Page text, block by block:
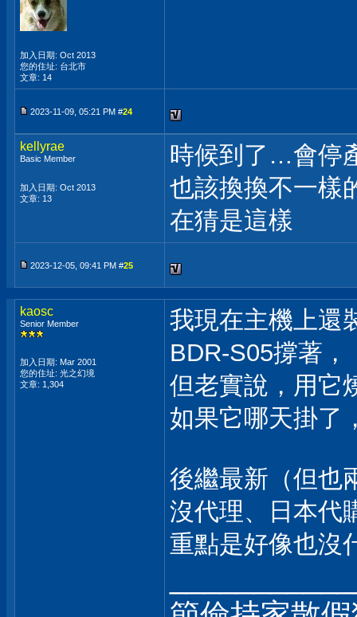
加入日期: Oct 2013
您的住址: 台北市
文章: 14
2023-11-09, 05:21 PM #24
kellyrae
Basic Member
加入日期: Oct 2013
文章: 13
時候到了…會停
也該換換不一樣
在猜是這樣
2023-12-05, 09:41 PM #25
kaosc
Senior Member
加入日期: Mar 2001
您的住址: 光之幻境
文章: 1,304
我現在主機上還
BDR-S05撐著，
但老實說，用它
如果它哪天掛了
後繼最新（但也
沒代理、日本代
重點是好像也沒